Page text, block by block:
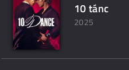
10 tánc
2025